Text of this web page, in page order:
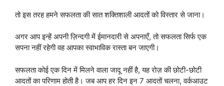
तो इस तरह हमने सफलता की सात शक्तिशाली आदतों को विस्तार से जाना।
अगर आप इन्हें अपनी ज़िन्दगी में ईमानदारी से अपनाएँ, तो सफलता सिर्फ एक
सपना नहीं रहेगी वह आपका स्वाभाविक रास्ता बन जाएगी।
सफलता कोई एक दिन में मिलने वाला जादू नहीं है, यह रोज़ की छोटी-छोटी
आदतों का परिणाम होती है। जब आप हर दिन इन 7 आदतों चलना, वर्कआउट